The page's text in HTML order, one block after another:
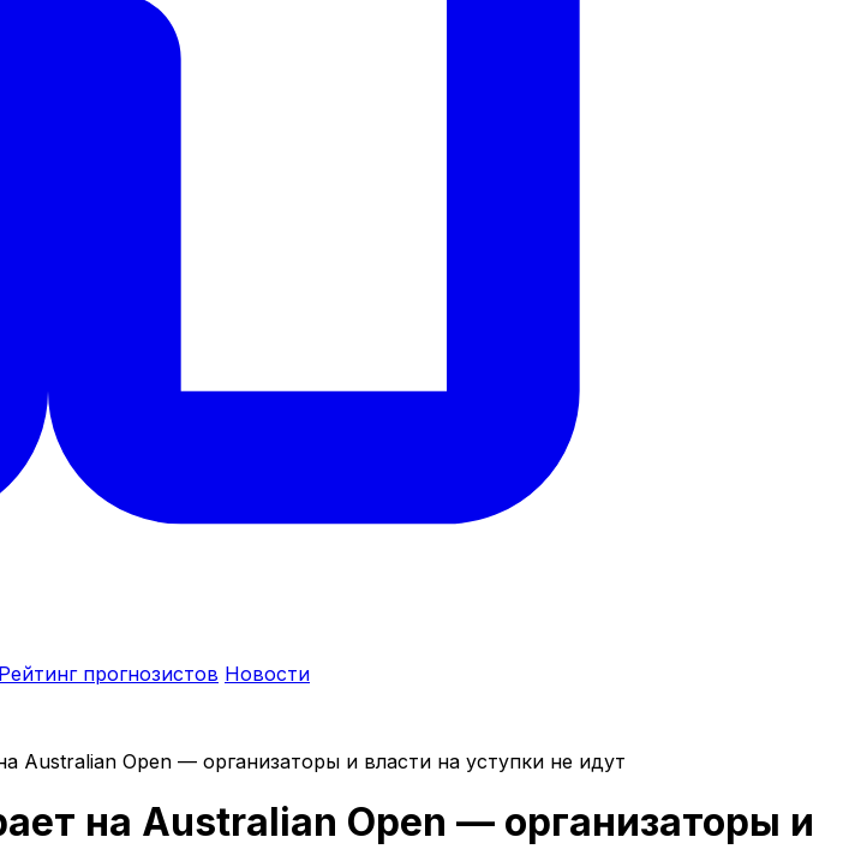
Рейтинг прогнозистов Новости
Australian Open — организаторы и власти на уступки не идут
на Australian Open — организаторы и